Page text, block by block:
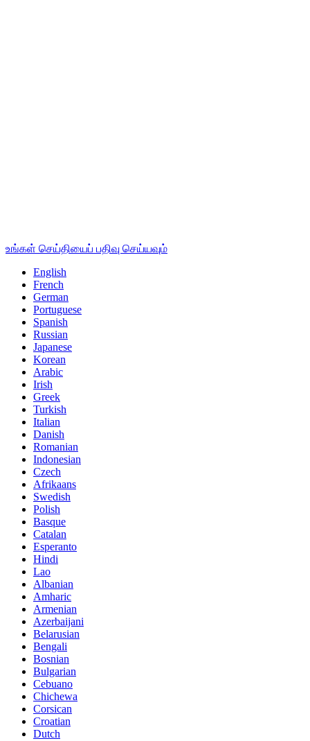
உங்கள் செய்தியைப் பதிவு செய்யவும்
English
French
German
Portuguese
Spanish
Russian
Japanese
Korean
Arabic
Irish
Greek
Turkish
Italian
Danish
Romanian
Indonesian
Czech
Afrikaans
Swedish
Polish
Basque
Catalan
Esperanto
Hindi
Lao
Albanian
Amharic
Armenian
Azerbaijani
Belarusian
Bengali
Bosnian
Bulgarian
Cebuano
Chichewa
Corsican
Croatian
Dutch